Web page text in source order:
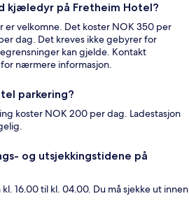
kjæledyr på Fretheim Hotel?
er velkomne. Det koster NOK 350 per
dag. Det kreves ikke gebyrer for
kan gjelde. Kontakt
nærmere informasjon.
parkering?
koster NOK 200 per dag. Ladestasjon
og utsjekkingstidene på
16.00 til kl. 04.00. Du må sjekke ut innen